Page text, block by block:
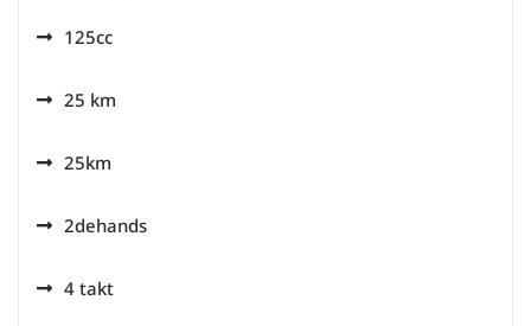
125cc
25 km
25km
2dehands
4 takt